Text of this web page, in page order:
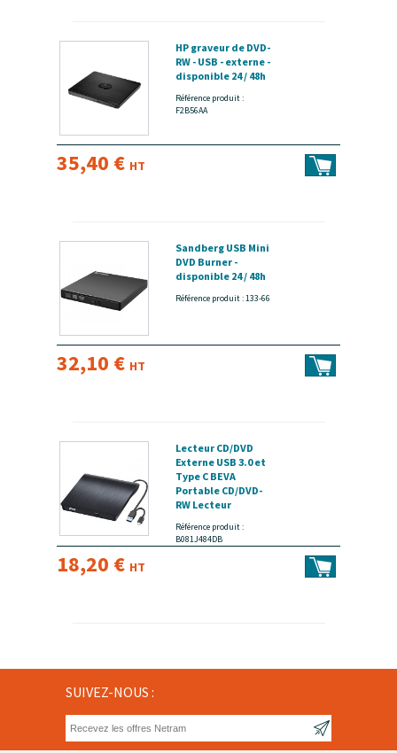
HP graveur de DVD-
RW - USB - externe -
disponible 24 / 48h
Référence produit :
F2B56AA
35,40 € HT
Sandberg USB Mini
DVD Burner -
disponible 24 / 48h
Référence produit : 133-66
32,10 € HT
Lecteur CD/DVD
Externe USB 3.0 et
Type C BEVA
Portable CD/DVD-
RW Lecteur
and Play pour PC,
Laptop, Desktops -
Référence produit :
B081J484DB
18,20 € HT
SUIVEZ-NOUS :